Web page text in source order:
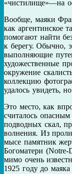
«чистилище»—на
Вообще, маяки
как аргентинское
помогают найти
к берегу. Обычно,
выполняющие
художественные
окружение
коллекцию
удалось увидеть,
Это место, как
считалось
подводных скал,
волнения. Из
мысе памятник
Богоматери (Notre-
мимо очень
1925 году до